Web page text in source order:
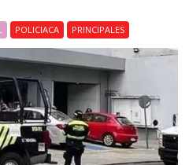
POLICIACA PRINCIPALES